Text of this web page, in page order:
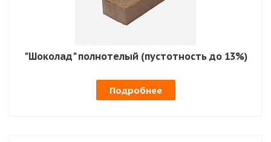
"Шоколад" полнотелый (пустотность до 13%)
Подробнее